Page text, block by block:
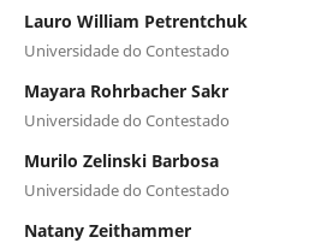
Lauro William Petrentchuk
Universidade do Contestado
Mayara Rohrbacher Sakr
Universidade do Contestado
Murilo Zelinski Barbosa
Universidade do Contestado
Natany Zeithammer